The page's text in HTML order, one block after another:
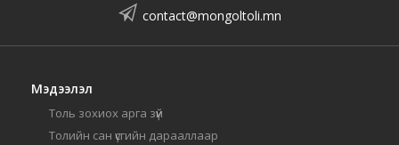
contact@mongoltoli.mn
Мэдээлэл
Толь зохиох арга зүй
Толийн сан үсгийн дарааллаар